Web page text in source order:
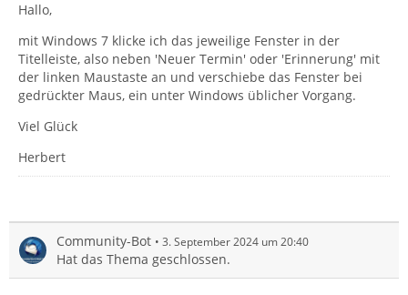
Hallo,
mit Windows 7 klicke ich das jeweilige Fenster in der
Titelleiste, also neben 'Neuer Termin' oder 'Erinnerung' mit
der linken Maustaste an und verschiebe das Fenster bei
gedrückter Maus, ein unter Windows üblicher Vorgang.
Viel Glück
Herbert
Community-Bot 3. September 2024 um 20:40
Hat das Thema geschlossen.